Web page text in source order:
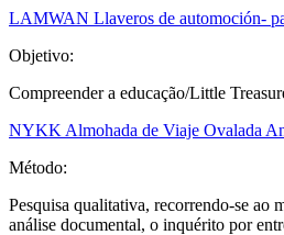
LAMWAN Llaveros de automoción-
Objetivo:
Compreender a educação/Little
NYKK Almohada de Viaje Ovalada
Método:
Pesquisa qualitativa, recorrendo-se ao
análise documental, o inquérito por